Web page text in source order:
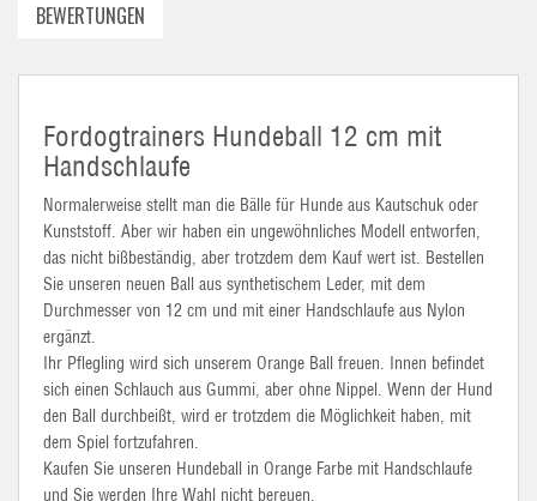
BEWERTUNGEN
Fordogtrainers Hundeball 12 cm mit
Handschlaufe
Normalerweise stellt man die Bälle für Hunde aus Kautschuk oder
Kunststoff. Aber wir haben ein ungewöhnliches Modell entworfen,
das nicht bißbeständig, aber trotzdem dem Kauf wert ist. Bestellen
Sie unseren neuen Ball aus synthetischem Leder, mit dem
Durchmesser von 12 cm und mit einer Handschlaufe aus Nylon
ergänzt.
Ihr Pflegling wird sich unserem Orange Ball freuen. Innen befindet
sich einen Schlauch aus Gummi, aber ohne Nippel. Wenn der Hund
den Ball durchbeißt, wird er trotzdem die Möglichkeit haben, mit
dem Spiel fortzufahren.
Kaufen Sie unseren Hundeball in Orange Farbe mit Handschlaufe
und Sie werden Ihre Wahl nicht bereuen.